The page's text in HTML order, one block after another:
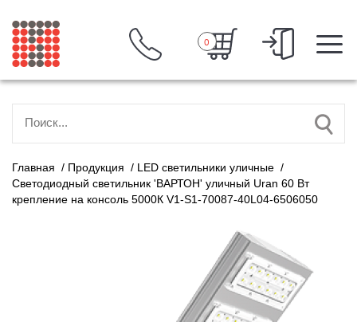
0
Главная / Продукция / LED светильники уличные /
Светодиодный светильник 'ВАРТОН' уличный Uran 60 Вт
крепление на консоль 5000К V1-S1-70087-40L04-6506050